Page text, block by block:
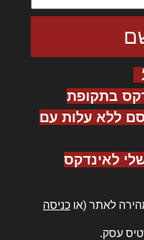
בתקופת
ללא עלות עם
לאינדקס
לאתר (או כניסה
עסק.